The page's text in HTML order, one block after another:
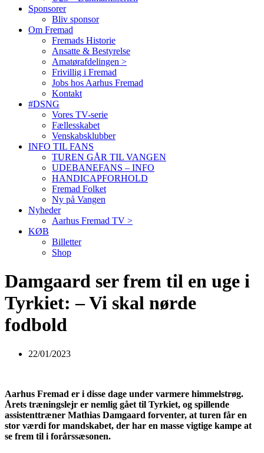
Sponsorer
Bliv sponsor
Om Fremad
Fremads Historie
Ansatte & Bestyrelse
Amatørafdelingen >
Frivillig i Fremad
Jobs hos Aarhus Fremad
Kontakt
#DSNG
Vores TV-serie
Fællesskabet
Venskabsklubber
INFO TIL FANS
TUREN GÅR TIL VANGEN
UDEBANEFANS – INFO
HANDICAPFORHOLD
Fremad Folket
Ny på Vangen
Nyheder
Aarhus Fremad TV >
KØB
Billetter
Shop
Damgaard ser frem til en uge i
Tyrkiet: – Vi skal nørde
fodbold
22/01/2023
Aarhus Fremad er i disse dage under varmere himmelstrøg.
Årets træningslejr er nemlig gået til Tyrkiet, og spillende
assistenttræner Mathias Damgaard forventer, at turen får en
stor værdi for mandskabet, der har en masse vigtige kampe at
se frem til i forårssæsonen.